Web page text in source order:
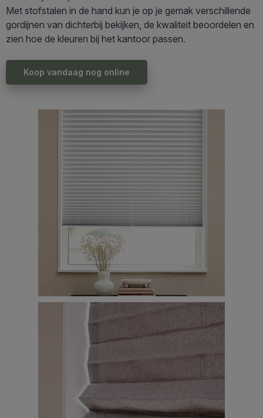
Met stofstalen in de hand kun je op je gemak verschillende
gordijnen van dichterbij bekijken, de kwaliteit beoordelen en
zien hoe de kleuren bij het kantoor passen.
Koop vandaag nog online